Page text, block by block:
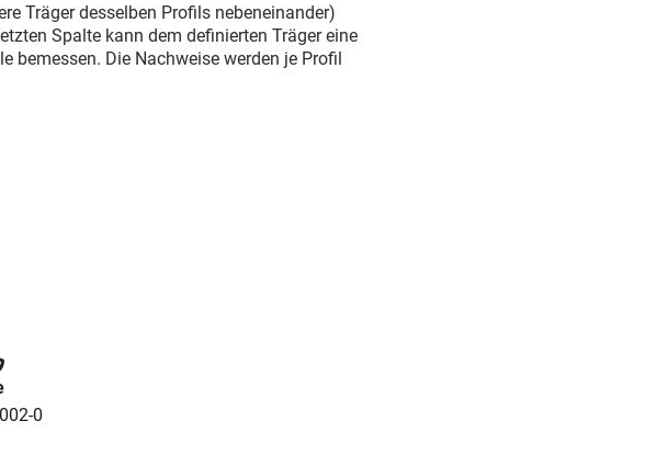
Träger desselben Profils nebeneinander)
Spalte kann dem definierten Träger eine
bemessen. Die Nachweise werden je Profil
0